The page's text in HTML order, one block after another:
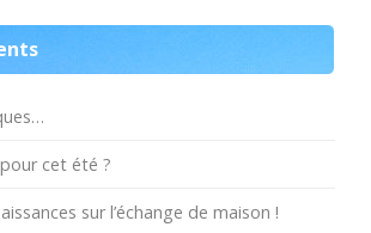
cet été ?
sur l’échange de maison !